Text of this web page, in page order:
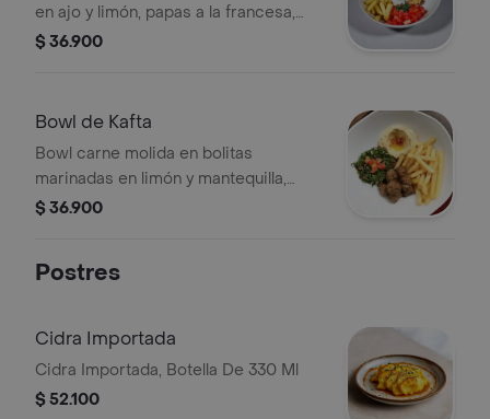
en ajo y limón, papas a la francesa,
tomate, cebolla y aderezo cremoso.
$ 36.900
Bowl de Kafta
Bowl carne molida en bolitas
marinadas en limón y mantequilla,
papa a la francesa, tabboule y
$ 36.900
Postres
Cidra Importada
Cidra Importada, Botella De 330 Ml
$ 52.100